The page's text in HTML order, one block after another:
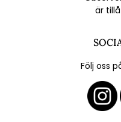
är
Följ oss